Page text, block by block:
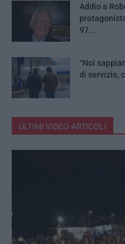
Addio a
97...
“Noi
di servizio,
ULTIMI VIDEO-ARTICOLI